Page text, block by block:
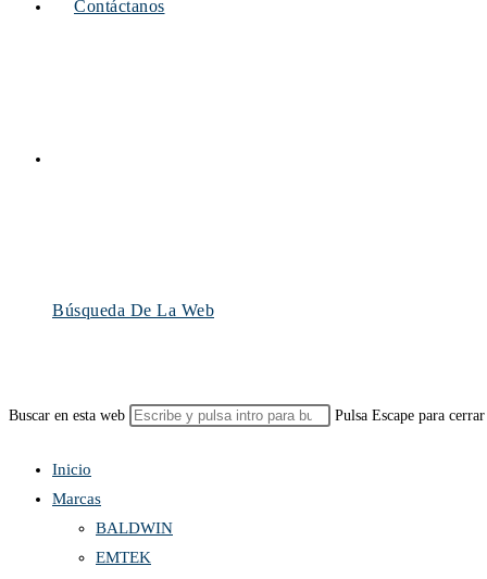
Contáctanos
Búsqueda De La Web
Buscar en esta web Pulsa Escape para
Inicio
Marcas
BALDWIN
EMTEK